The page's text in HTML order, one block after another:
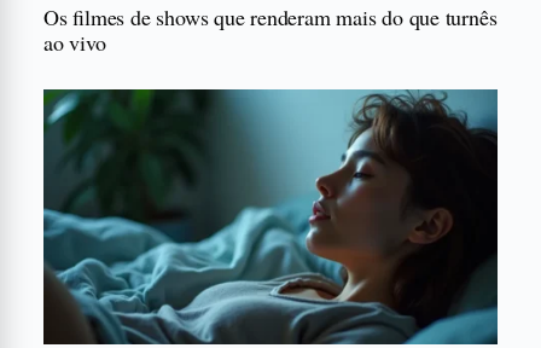
Os filmes de shows que renderam mais do que turnês
ao vivo